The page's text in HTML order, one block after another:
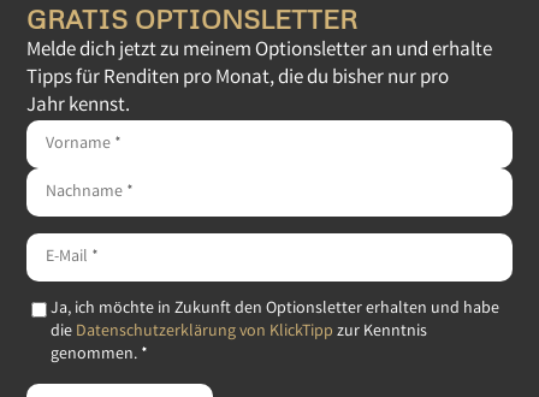
GRATIS OPTIONSLETTER
Melde dich jetzt zu meinem Optionsletter an und erhalte
Tipps für Renditen pro Monat, die du bisher nur pro
Jahr kennst.
Ja, ich möchte in Zukunft den Optionsletter erhalten und habe
die Datenschutzerklärung von KlickTipp zur Kenntnis
genommen. *